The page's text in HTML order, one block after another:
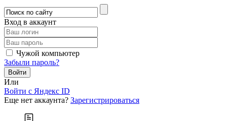
Вход в аккаунт
Чужой компьютер
Забыли пароль?
Или
Войти c Яндекс ID
Еще нет аккаунта? Зарегистрироваться